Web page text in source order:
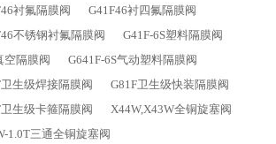
衬氟隔膜阀
G41F46衬四氟隔膜阀
不锈钢衬氟隔膜阀
G41F-6S塑料隔膜阀
空隔膜阀
G641F-6S气动塑料隔膜阀
生级焊接隔膜阀
G81F卫生级快装隔膜阀
生级卡箍隔膜阀
X44W,X43W全铜旋塞阀
1.0T三通全铜旋塞阀